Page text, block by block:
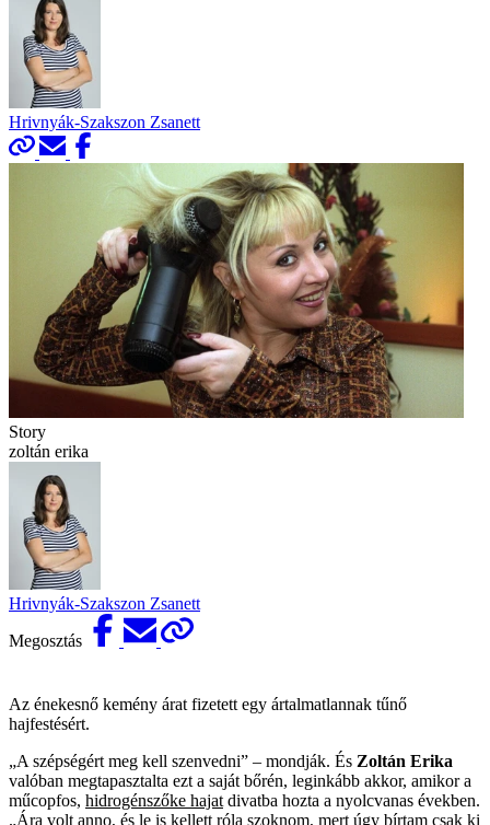
Hrivnyák-Szakszon Zsanett
Story
zoltán erika
Hrivnyák-Szakszon Zsanett
Megosztás
Az énekesnő kemény árat fizetett egy ártalmatlannak tűnő
hajfestésért.
„A szépségért meg kell szenvedni” – mondják. És Zoltán Erika
valóban megtapasztalta ezt a saját bőrén, leginkább akkor, amikor a
műcopfos, hidrogénszőke hajat divatba hozta a nyolcvanas években.
„Ára volt anno, és le is kellett róla szoknom, mert úgy bírtam csak ki